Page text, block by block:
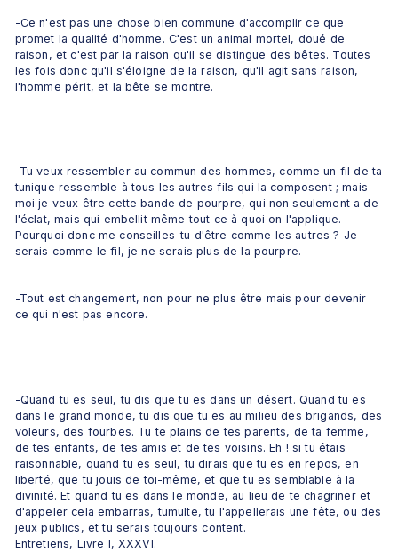
-Ce n'est pas une chose bien commune d'accomplir ce que
promet la qualité d'homme. C'est un animal mortel, doué de
raison, et c'est par la raison qu'il se distingue des bêtes. Toutes
les fois donc qu'il s'éloigne de la raison, qu'il agit sans raison,
l'homme périt, et la bête se montre.
-Tu veux ressembler au commun des hommes, comme un fil de ta
tunique ressemble à tous les autres fils qui la composent ; mais
moi je veux être cette bande de pourpre, qui non seulement a de
l'éclat, mais qui embellit même tout ce à quoi on l'applique.
Pourquoi donc me conseilles-tu d'être comme les autres ? Je
serais comme le fil, je ne serais plus de la pourpre.
-Tout est changement, non pour ne plus être mais pour devenir
ce qui n'est pas encore.
-Quand tu es seul, tu dis que tu es dans un désert. Quand tu es
dans le grand monde, tu dis que tu es au milieu des brigands, des
voleurs, des fourbes. Tu te plains de tes parents, de ta femme,
de tes enfants, de tes amis et de tes voisins. Eh ! si tu étais
raisonnable, quand tu es seul, tu dirais que tu es en repos, en
liberté, que tu jouis de toi-même, et que tu es semblable à la
divinité. Et quand tu es dans le monde, au lieu de te chagriner et
d'appeler cela embarras, tumulte, tu l'appellerais une fête, ou des
jeux publics, et tu serais toujours content.
Entretiens, Livre I, XXXVI.